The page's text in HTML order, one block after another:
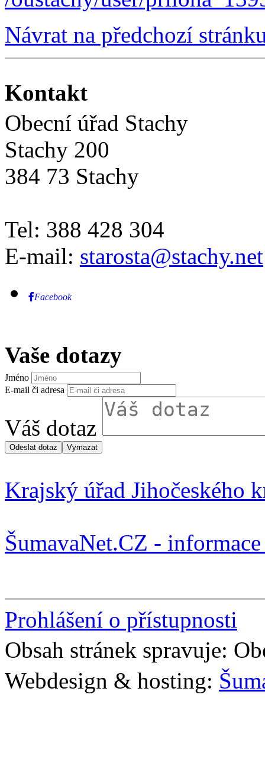
Návrat na předchozí
Kontakt
Obecní úřad Stachy
Stachy 200
384 73 Stachy
Tel: 388 428 304
E-mail: starosta@stachy.net
Facebook
Vaše dotazy
Jméno
E-mail či adresa
Váš dotaz
Krajský úřad Jihočeského
ŠumavaNet.CZ -
Prohlášení o přístupnosti
Obsah stránek spravuje:
Webdesign & hosting: